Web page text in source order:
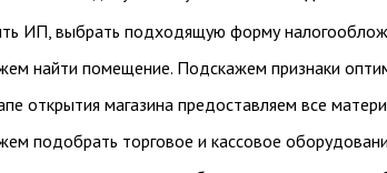
ИП, выбрать подходящую форму
найти помещение. Подскажем признаки
открытия магазина предоставляем все
подобрать торговое и кассовое